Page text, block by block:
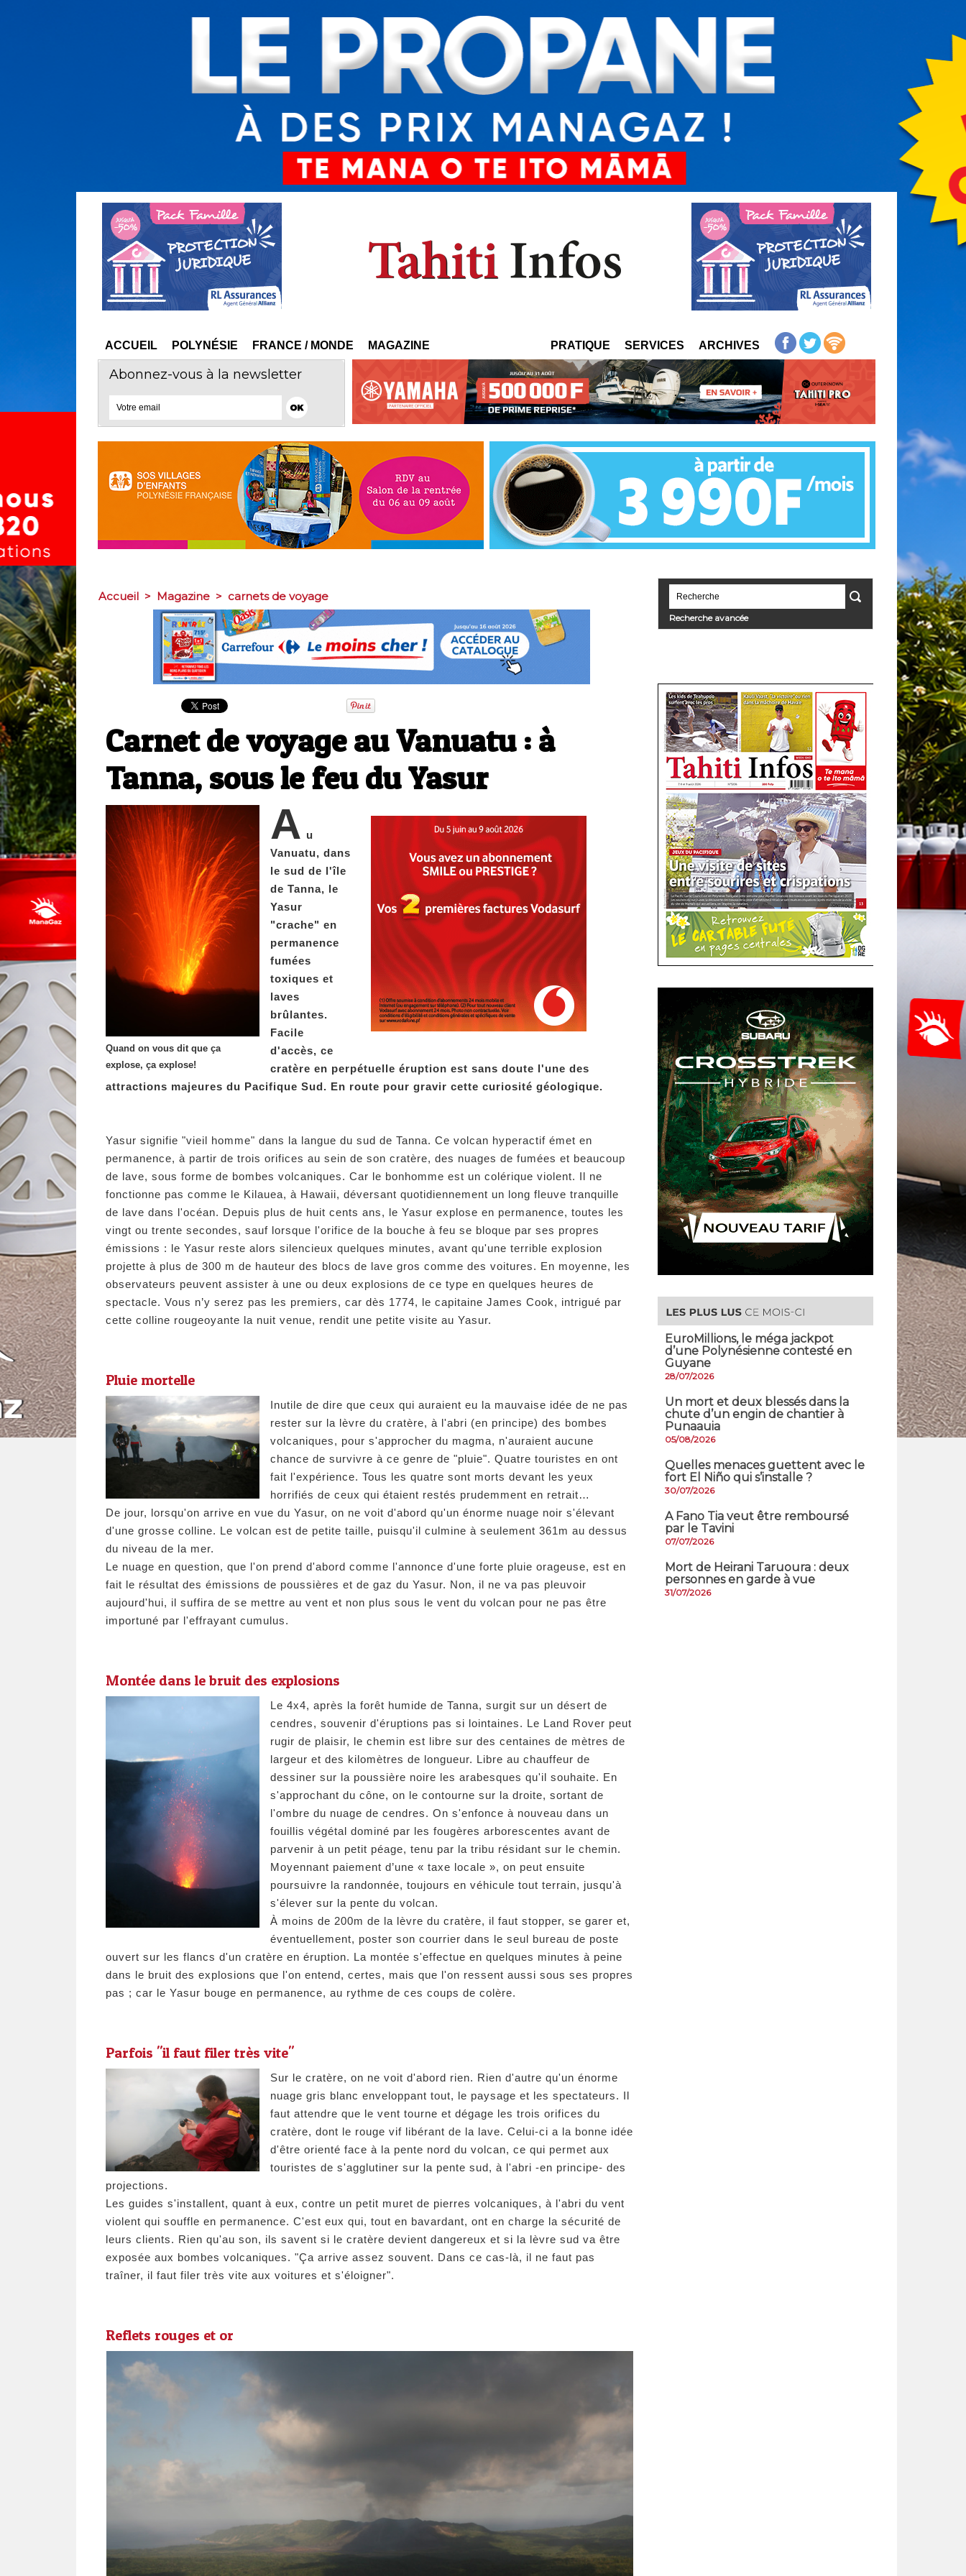
ACCUEIL POLYNÉSIE FRANCE / MONDE MAGAZINE PRATIQUE SERVICES ARCHIVES
Abonnez-vous à la newsletter
Accueil > Magazine > carnets de voyage
Carnet de voyage au Vanuatu : à
Tanna, sous le feu du Yasur
Quand on vous dit que ça
explose, ça explose!
A u
Vanuatu, dans
le sud de l'île
de Tanna, le
Yasur
"crache" en
permanence
fumées
toxiques et
laves
brûlantes.
Facile
d'accès, ce
cratère en perpétuelle éruption est sans doute l'une des
attractions majeures du Pacifique Sud. En route pour gravir cette curiosité géologique.
Yasur signifie "vieil homme" dans la langue du sud de Tanna. Ce volcan hyperactif émet en
permanence, à partir de trois orifices au sein de son cratère, des nuages de fumées et beaucoup
de lave, sous forme de bombes volcaniques. Car le bonhomme est un colérique violent. Il ne
fonctionne pas comme le Kilauea, à Hawaii, déversant quotidiennement un long fleuve tranquille
de lave dans l'océan. Depuis plus de huit cents ans, le Yasur explose en permanence, toutes les
vingt ou trente secondes, sauf lorsque l'orifice de la bouche à feu se bloque par ses propres
émissions : le Yasur reste alors silencieux quelques minutes, avant qu'une terrible explosion
projette à plus de 300 m de hauteur des blocs de lave gros comme des voitures. En moyenne, les
observateurs peuvent assister à une ou deux explosions de ce type en quelques heures de
spectacle. Vous n’y serez pas les premiers, car dès 1774, le capitaine James Cook, intrigué par
cette colline rougeoyante la nuit venue, rendit une petite visite au Yasur.
Pluie mortelle
Inutile de dire que ceux qui auraient eu la mauvaise idée de ne pas
rester sur la lèvre du cratère, à l'abri (en principe) des bombes
volcaniques, pour s'approcher du magma, n'auraient aucune
chance de survivre à ce genre de "pluie". Quatre touristes en ont
fait l'expérience. Tous les quatre sont morts devant les yeux
horrifiés de ceux qui étaient restés prudemment en retrait…
De jour, lorsqu'on arrive en vue du Yasur, on ne voit d'abord qu'un énorme nuage noir s'élevant
d'une grosse colline. Le volcan est de petite taille, puisqu'il culmine à seulement 361m au dessus
du niveau de la mer.
Le nuage en question, que l'on prend d'abord comme l'annonce d'une forte pluie orageuse, est en
fait le résultat des émissions de poussières et de gaz du Yasur. Non, il ne va pas pleuvoir
aujourd'hui, il suffira de se mettre au vent et non plus sous le vent du volcan pour ne pas être
importuné par l'effrayant cumulus.
Montée dans le bruit des explosions
Le 4x4, après la forêt humide de Tanna, surgit sur un désert de
cendres, souvenir d'éruptions pas si lointaines. Le Land Rover peut
rugir de plaisir, le chemin est libre sur des centaines de mètres de
largeur et des kilomètres de longueur. Libre au chauffeur de
dessiner sur la poussière noire les arabesques qu'il souhaite. En
s'approchant du cône, on le contourne sur la droite, sortant de
l'ombre du nuage de cendres. On s'enfonce à nouveau dans un
fouillis végétal dominé par les fougères arborescentes avant de
parvenir à un petit péage, tenu par la tribu résidant sur le chemin.
Moyennant paiement d’une « taxe locale », on peut ensuite
poursuivre la randonnée, toujours en véhicule tout terrain, jusqu'à
s'élever sur la pente du volcan.
À moins de 200m de la lèvre du cratère, il faut stopper, se garer et,
éventuellement, poster son courrier dans le seul bureau de poste
ouvert sur les flancs d'un cratère en éruption. La montée s'effectue en quelques minutes à peine
dans le bruit des explosions que l'on entend, certes, mais que l'on ressent aussi sous ses propres
pas ; car le Yasur bouge en permanence, au rythme de ces coups de colère.
Parfois "il faut filer très vite"
Sur le cratère, on ne voit d'abord rien. Rien d'autre qu'un énorme
nuage gris blanc enveloppant tout, le paysage et les spectateurs. Il
faut attendre que le vent tourne et dégage les trois orifices du
cratère, dont le rouge vif libérant de la lave. Celui-ci a la bonne idée
d'être orienté face à la pente nord du volcan, ce qui permet aux
touristes de s'agglutiner sur la pente sud, à l'abri -en principe- des
projections.
Les guides s'installent, quant à eux, contre un petit muret de pierres volcaniques, à l'abri du vent
violent qui souffle en permanence. C'est eux qui, tout en bavardant, ont en charge la sécurité de
leurs clients. Rien qu'au son, ils savent si le cratère devient dangereux et si la lèvre sud va être
exposée aux bombes volcaniques. "Ça arrive assez souvent. Dans ce cas-là, il ne faut pas
traîner, il faut filer très vite aux voitures et s'éloigner".
Reflets rouges et or
Recherche avancée
EuroMillions, ​le méga jackpot
d’une Polynésienne contesté en
Guyane
28/07/2026
​Un mort et deux blessés dans la
chute d’un engin de chantier à
Punaauia
05/08/2026
Quelles menaces guettent avec le
fort El Niño qui s’installe ?
30/07/2026
A Fano Tia veut être remboursé
par le Tavini
07/07/2026
Mort de Heirani Taruoura : deux
personnes en garde à vue
31/07/2026